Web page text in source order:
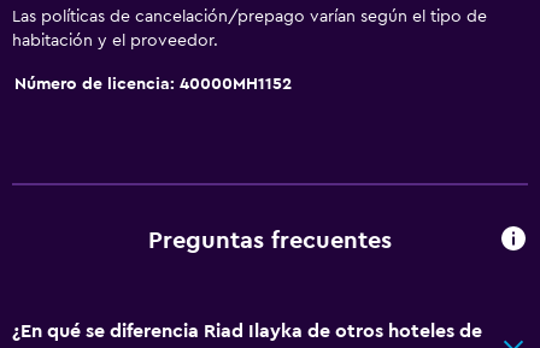
Las políticas de cancelación/prepago varían según el tipo de
habitación y el proveedor.
Número de licencia: 40000MH1152
Preguntas frecuentes
¿En qué se diferencia Riad Ilayka de otros hoteles de